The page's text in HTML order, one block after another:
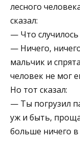
лесного
сказал:
— Что
— Ничего,
мальчик и
человек не мог
Но тот сказал:
— Ты погрузил
уж и быть,
больше ничего